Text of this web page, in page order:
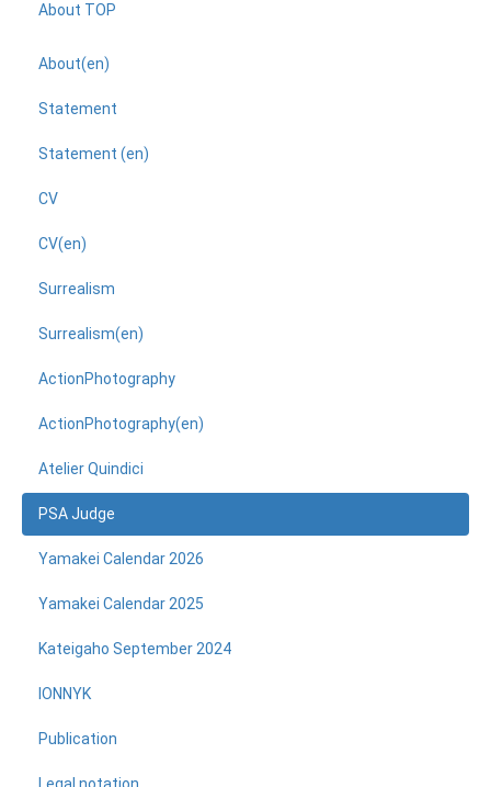
About TOP
About(en)
Statement
Statement (en)
CV
CV(en)
Surrealism
Surrealism(en)
ActionPhotography
ActionPhotography(en)
Atelier Quindici
PSA Judge
Yamakei Calendar 2026
Yamakei Calendar 2025
Kateigaho September 2024
IONNYK
Publication